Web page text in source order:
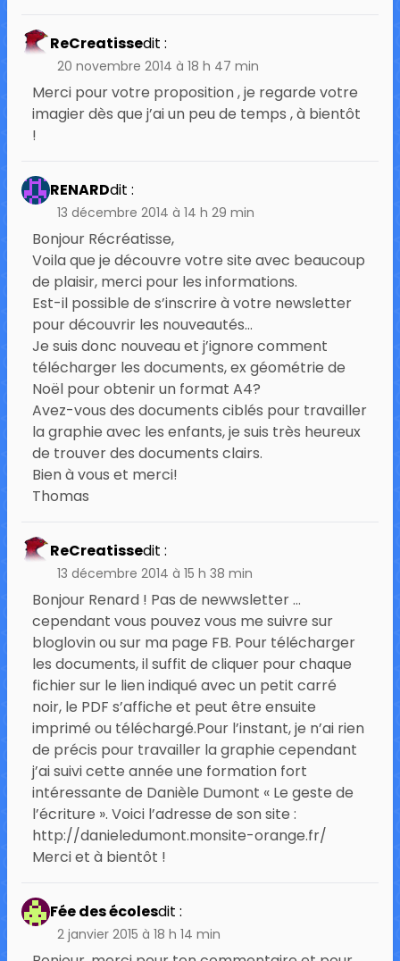
ReCreatissedit :
20 novembre 2014 à 18 h 47 min
Merci pour votre proposition , je regarde votre
imagier dès que j’ai un peu de temps , à bientôt
!
RENARDdit :
13 décembre 2014 à 14 h 29 min
Bonjour Récréatisse,
Voila que je découvre votre site avec beaucoup
de plaisir, merci pour les informations.
Est-il possible de s’inscrire à votre newsletter
pour découvrir les nouveautés…
Je suis donc nouveau et j’ignore comment
télécharger les documents, ex géométrie de
Noël pour obtenir un format A4?
Avez-vous des documents ciblés pour travailler
la graphie avec les enfants, je suis très heureux
de trouver des documents clairs.
Bien à vous et merci!
Thomas
ReCreatissedit :
13 décembre 2014 à 15 h 38 min
Bonjour Renard ! Pas de newwsletter …
cependant vous pouvez vous me suivre sur
bloglovin ou sur ma page FB. Pour télécharger
les documents, il suffit de cliquer pour chaque
fichier sur le lien indiqué avec un petit carré
noir, le PDF s’affiche et peut être ensuite
imprimé ou téléchargé.Pour l’instant, je n’ai rien
de précis pour travailler la graphie cependant
j’ai suivi cette année une formation fort
intéressante de Danièle Dumont « Le geste de
l’écriture ». Voici l’adresse de son site :
http://danieledumont.monsite-orange.fr/
Merci et à bientôt !
Fée des écolesdit :
2 janvier 2015 à 18 h 14 min